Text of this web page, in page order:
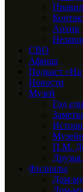
Архив
СВО
Афиша
Подкаст
Новости
Музей
Год
П.М.
Филиалы
Дом-
Дом-